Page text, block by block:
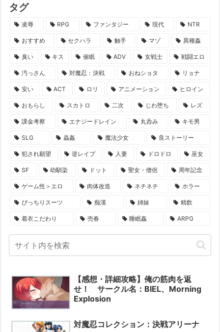
タグ
凌辱 RPG ファンタジー 現代 NTR
おすすめ セクハラ 触手 マゾ 異種姦
臭い キス 催眠 ADV 女戦士 戦闘エロ
汚っさん 対魔忍：決戦 おねショタ リョナ
安い ACT ロリ アニメーション ヒロイン
おもらし スカトロ 二次 じわ堕ち レズ
課金考察 エナジードレイン 丸呑み キモ男
SLG 蟲姦 魔法少女 良ストーリー
犯され願望 逆レイプ 人妻 ドロドロ 巫女
SF 幼馴染 ドット 聖女・僧侶 周年記念
ゲーム性＞エロ 肉体改造 ネチネチ ホラー
ぴっちりスーツ 痴漢 姉妹 精飲
着衣こだわり 売春 睡眠姦 ARPG
【感想・詳細攻略】俺の筋肉を返
せ！ サークル名：BIEL、Morning
Explosion
対魔忍コレクション：決戦アリーナ